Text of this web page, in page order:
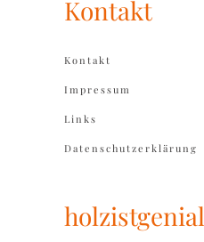
Kontakt
Kontakt
Impressum
Links
Datenschutzerklärung
holzistgenial